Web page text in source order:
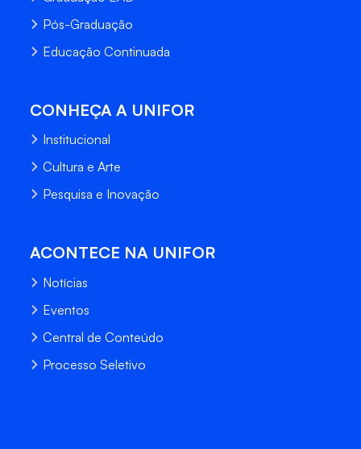
Pós-Graduação
Educação Continuada
CONHEÇA A UNIFOR
Institucional
Cultura e Arte
Pesquisa e Inovação
ACONTECE NA UNIFOR
Notícias
Eventos
Central de Conteúdo
Processo Seletivo